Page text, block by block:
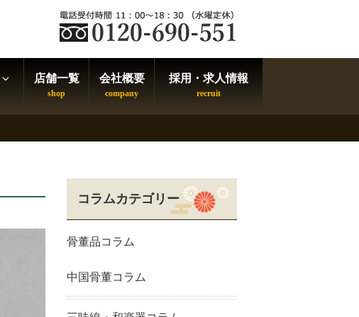
店舗一覧 会社概要 採用・求人情報
コラムカテゴリー
骨董品コラム
中国骨董コラム